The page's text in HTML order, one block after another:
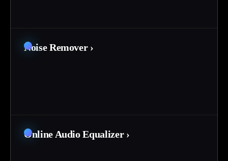
Noise Remover ›
Online Audio Equalizer ›